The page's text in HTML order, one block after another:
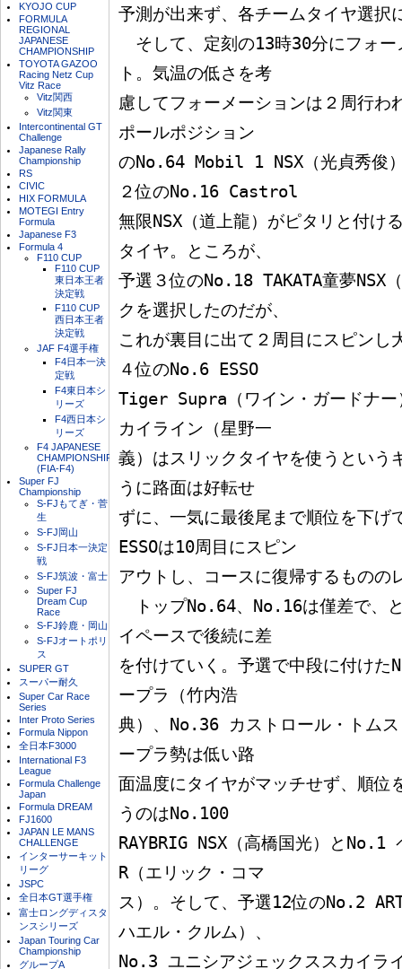
KYOJO CUP
FORMULA
REGIONAL
JAPANESE
CHAMPIONSHIP
TOYOTA GAZOO
Racing Netz Cup
Vitz Race
Vitz関西
Vitz関東
Intercontinental GT
Challenge
Japanese Rally
Championship
RS
CIVIC
HIX FORMULA
MOTEGI Entry
Formula
Japanese F3
Formula 4
F110 CUP
F110 CUP
東日本王者
決定戦
F110 CUP
西日本王者
決定戦
JAF F4選手権
F4日本一決
定戦
F4東日本シ
リーズ
F4西日本シ
リーズ
F4 JAPANESE
CHAMPIONSHIP
(FIA-F4)
Super FJ
Championship
S-FJもてぎ・菅
生
S-FJ岡山
S-FJ日本一決定
戦
S-FJ筑波・富士
Super FJ
Dream Cup
Race
S-FJ鈴鹿・岡山
S-FJオートポリ
ス
SUPER GT
スーパー耐久
Super Car Race
Series
Inter Proto Series
Formula Nippon
全日本F3000
International F3
League
Formula Challenge
Japan
Formula DREAM
FJ1600
JAPAN LE MANS
CHALLENGE
インターサーキット
リーグ
JSPC
全日本GT選手権
富士ロングディスタ
ンスシリーズ
Japan Touring Car
Championship
グループA
予測が出来ず、各チームタイヤ選択
そして、定刻の13時30分にフォー
ト。気温の低さを考
慮してフォーメーションは２周行わ
ポールポジション
のNo.64 Mobil 1 NSX（光貞秀俊
２位のNo.16 Castrol
無限NSX（道上龍）がピタリと付け
タイヤ。ところが、
予選３位のNo.18 TAKATA童夢NSX
クを選択したのだが、
これが裏目に出て２周目にスピンし
４位のNo.6 ESSO
Tiger Supra（ワイン・ガードナ
カイライン（星野一
義）はスリックタイヤを使うという
うに路面は好転せ
ずに、一気に最後尾まで順位を下げ
ESSOは10周目にスピン
アウトし、コースに復帰するものの
トップNo.64、No.16は僅差で、
イペースで後続に差
を付けていく。予選で中段に付け
ープラ（竹内浩
典）、No.36 カストロール・トム
ープラ勢は低い路
面温度にタイヤがマッチせず、順位
うのはNo.100
RAYBRIG NSX（高橋国光）とNo.1
R（エリック・コマ
ス）。そして、予選12位のNo.2
ハエル・クルム）、
No.3 ユニシアジェックススカイラ